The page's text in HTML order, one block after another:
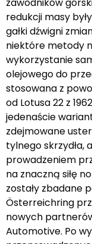
redukcji masy
gałki dźwigni
niektóre metody
wykorzystanie
olejowego do
stosowana z
od Lotusa 22 z
jedenaście
zdejmowane
tylnego skrzydła,
prowadzeniem
na znaczną siłę
zostały zbadane
Österreichring
nowych
Automotive. Po